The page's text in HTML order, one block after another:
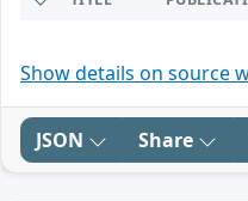
Show details on source
JSON Share